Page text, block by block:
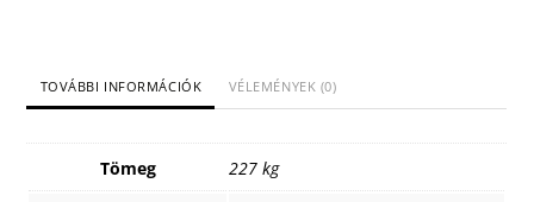
TOVÁBBI INFORMÁCIÓK VÉLEMÉNYEK (0)
Tömeg 227 kg